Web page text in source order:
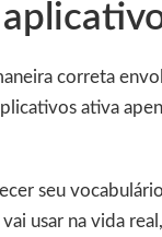
correta
ativa
seu
usar na vida